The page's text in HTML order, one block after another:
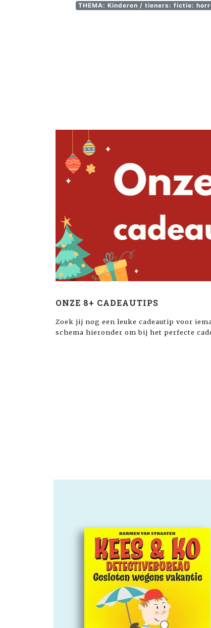
THEMA: Kinderen / tieners: fictie:
ONZE 8+ CADEAUTIPS
Zoek jij nog een leuke cadeautip voor
schema hieronder om bij het perfecte